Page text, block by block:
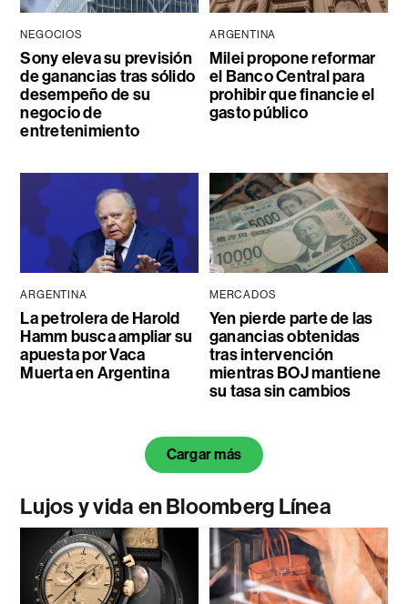
NEGOCIOS
Sony eleva su previsión
de ganancias tras sólido
desempeño de su
negocio de
entretenimiento
ARGENTINA
Milei propone reformar
el Banco Central para
prohibir que financie el
gasto público
ARGENTINA
La petrolera de Harold
Hamm busca ampliar su
apuesta por Vaca
Muerta en Argentina
MERCADOS
Yen pierde parte de las
ganancias obtenidas
tras intervención
mientras BOJ mantiene
su tasa sin cambios
Cargar más
Lujos y vida en Bloomberg Línea